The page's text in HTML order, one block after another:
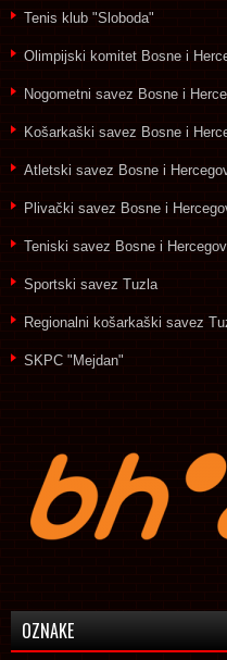
Tenis klub "Sloboda"
Olimpijski komitet Bosne i
Nogometni savez Bosne i
Košarkaški savez Bosne i
Atletski savez Bosne i
Plivački savez Bosne i
Teniski savez Bosne i
Sportski savez Tuzla
Regionalni košarkaški savez
SKPC "Mejdan"
OZNAKE